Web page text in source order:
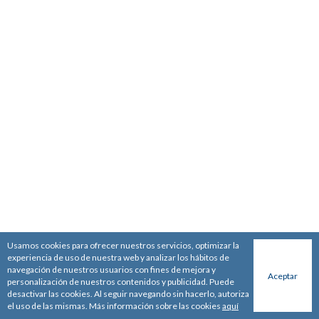
Usamos cookies para ofrecer nuestros servicios, optimizar la
experiencia de uso de nuestra web y analizar los hábitos de
navegación de nuestros usuarios con fines de mejora y
personalización de nuestros contenidos y publicidad. Puede
desactivar las cookies. Al seguir navegando sin hacerlo, autoriza
el uso de las mismas. Más información sobre las cookies aquí
Aceptar